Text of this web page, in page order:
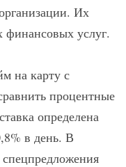
Их
финансовых услуг.
на карту с
процентные
определена
в день. В